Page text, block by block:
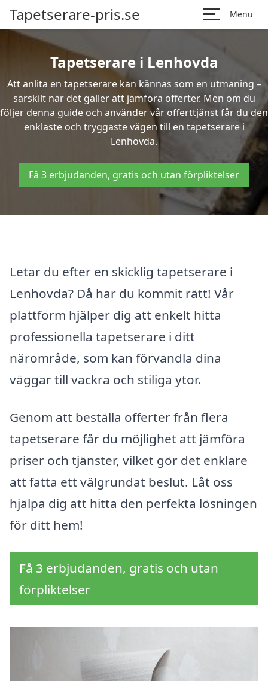
Tapetserare-pris.se Menu
Tapetserare i Lenhovda
Att anlita en tapetserare kan kännas som en utmaning –
särskilt när det gäller att jämföra offerter. Men om du
följer denna guide och använder vår offerttjänst får du den
enklaste och tryggaste vägen till en tapetserare i
Lenhovda.
Få 3 erbjudanden, gratis och utan förpliktelser
Letar du efter en skicklig tapetserare i
Lenhovda? Då har du kommit rätt! Vår
plattform hjälper dig att enkelt hitta
professionella tapetserare i ditt
närområde, som kan förvandla dina
väggar till vackra och stiliga ytor.
Genom att beställa offerter från flera
tapetserare får du möjlighet att jämföra
priser och tjänster, vilket gör det enklare
att fatta ett välgrundat beslut. Låt oss
hjälpa dig att hitta den perfekta lösningen
för ditt hem!
Få 3 erbjudanden, gratis och utan
förpliktelser